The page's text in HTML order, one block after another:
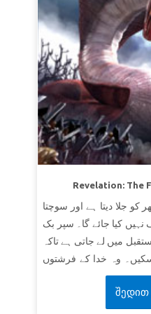
Revelation: The
کو جلا دیتا ہے اور سوچتا
کیا جائے گا۔ سپر بک
میں لے جاتی ہے تاکہ
سکیں۔ وہ خدا کے فرشتوں
کے درمیان آخری جنگ
ہیں کہ خدا کی معاف
کارتاریکی کی قوتوں کو
შედით